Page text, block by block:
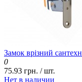
Замок врізний
0
75.93 грн. / шт.
Нет в наличии